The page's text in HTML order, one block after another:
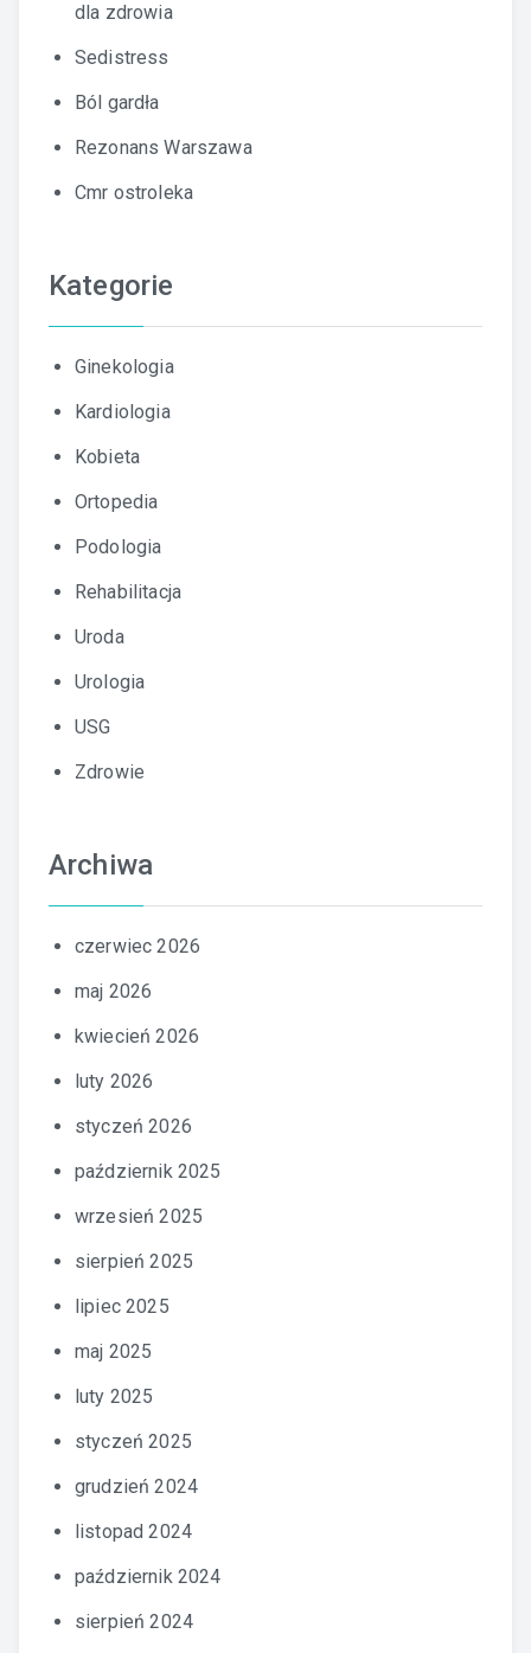
dla zdrowia
Sedistress
Ból gardła
Rezonans Warszawa
Cmr ostroleka
Kategorie
Ginekologia
Kardiologia
Kobieta
Ortopedia
Podologia
Rehabilitacja
Uroda
Urologia
USG
Zdrowie
Archiwa
czerwiec 2026
maj 2026
kwiecień 2026
luty 2026
styczeń 2026
październik 2025
wrzesień 2025
sierpień 2025
lipiec 2025
maj 2025
luty 2025
styczeń 2025
grudzień 2024
listopad 2024
październik 2024
sierpień 2024